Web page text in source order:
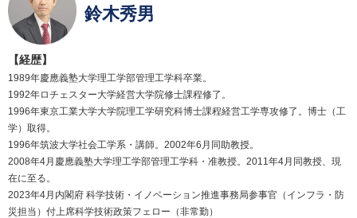
鈴木秀男
【経歴】
1989年慶應義塾大学理工学部管理工学科卒業。
1992年ロチェスター大学経営大学院修士課程修了。
1996年東京工業大学大学院理工学研究科博士課程経営工学専攻修了。博士（工
学）取得。
1996年筑波大学社会工学系・講師。2002年6月同助教授。
2008年4月慶應義塾大学理工学部管理工学科・准教授。2011年4月同教授、現
在に至る。
2023年4月内閣府 科学技術・イノベーション推進事務局参事官（インフラ・防
災担当）付上席科学技術政策フェロー（非常勤）